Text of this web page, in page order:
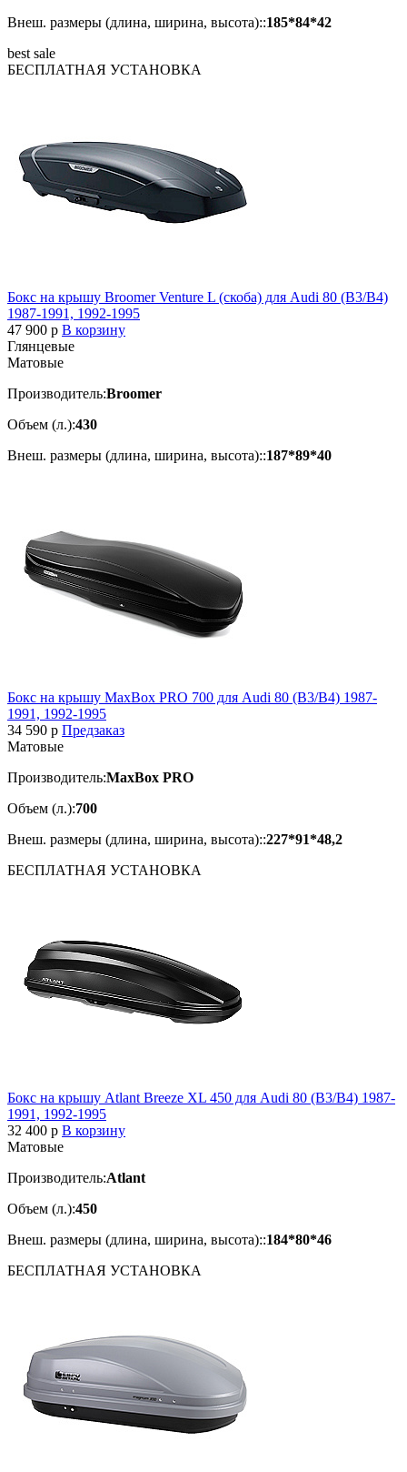
Внеш. размеры (длина, ширина, высота)::185*84*42
best sale
БЕСПЛАТНАЯ УСТАНОВКА
Бокс на крышу Broomer Venture L (скоба) для Audi 80 (B3/B4)
1987-1991, 1992-1995
47 900 p В корзину
Глянцевые
Матовые
Производитель:Broomer
Объем (л.):430
Внеш. размеры (длина, ширина, высота)::187*89*40
Бокс на крышу MaxBox PRO 700 для Audi 80 (B3/B4) 1987-
1991, 1992-1995
34 590 p Предзаказ
Матовые
Производитель:MaxBox PRO
Объем (л.):700
Внеш. размеры (длина, ширина, высота)::227*91*48,2
БЕСПЛАТНАЯ УСТАНОВКА
Бокс на крышу Atlant Breeze XL 450 для Audi 80 (B3/B4) 1987-
1991, 1992-1995
32 400 p В корзину
Матовые
Производитель:Atlant
Объем (л.):450
Внеш. размеры (длина, ширина, высота)::184*80*46
БЕСПЛАТНАЯ УСТАНОВКА